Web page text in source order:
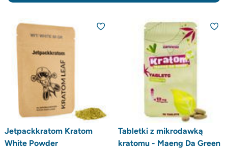
Jetpackkratom Kratom
White Powder
Tabletki z mikrodawką
kratomu - Maeng Da Green